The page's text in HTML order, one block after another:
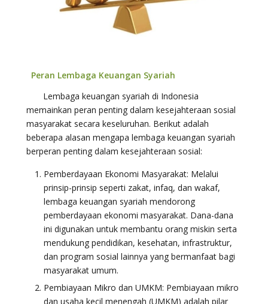
Peran Lembaga Keuangan Syariah
Lembaga keuangan syariah di Indonesia
memainkan peran penting dalam kesejahteraan sosial
masyarakat secara keseluruhan. Berikut adalah
beberapa alasan mengapa lembaga keuangan syariah
berperan penting dalam kesejahteraan sosial:
Pemberdayaan Ekonomi Masyarakat: Melalui
prinsip-prinsip seperti zakat, infaq, dan wakaf,
lembaga keuangan syariah mendorong
pemberdayaan ekonomi masyarakat. Dana-dana
ini digunakan untuk membantu orang miskin serta
mendukung pendidikan, kesehatan, infrastruktur,
dan program sosial lainnya yang bermanfaat bagi
masyarakat umum.
Pembiayaan Mikro dan UMKM: Pembiayaan mikro
dan usaha kecil menengah (UMKM) adalah pilar